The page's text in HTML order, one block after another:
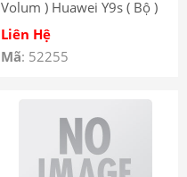
Volum ) Huawei Y9s ( Bộ )
Liên Hệ
Mã: 52255